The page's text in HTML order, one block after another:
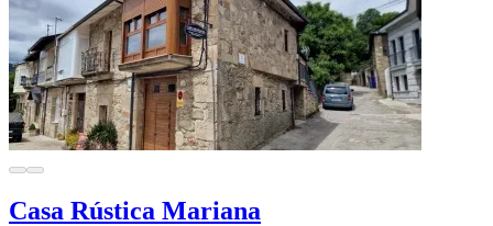
Casa Rústica Mariana